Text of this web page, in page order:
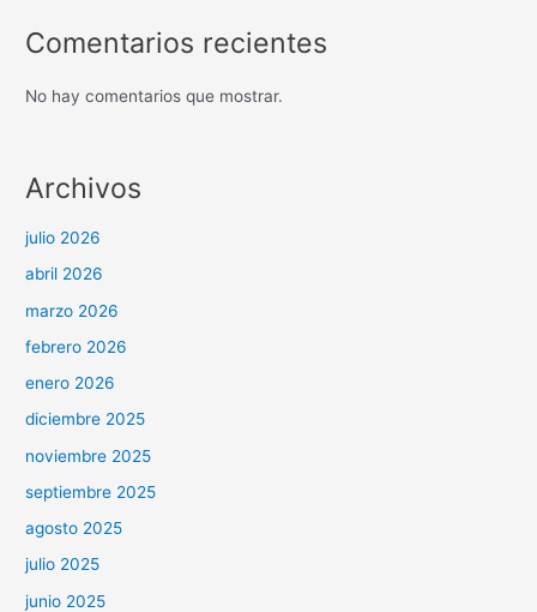
Comentarios recientes
No hay comentarios que mostrar.
Archivos
julio 2026
abril 2026
marzo 2026
febrero 2026
enero 2026
diciembre 2025
noviembre 2025
septiembre 2025
agosto 2025
julio 2025
junio 2025